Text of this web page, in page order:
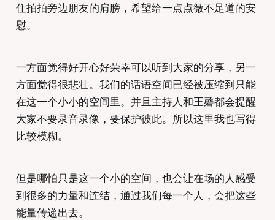
住拍拍旁边朋友的肩膀，希望给一点点微不足道的安
慰。
一方面觉得好开心好荣幸可以听到大家的分享，另一
方面觉得很悲壮。我们的话语空间已经被压缩到只能
在这一个小小的空间里。并且主持人和王磬都会提醒
大家不要录音录像，要保护彼此。所以这里我也写得
比较模糊。
但是哪怕只是这一个小的空间，也会让在场的人感受
到很多的力量和连结，通过我们每一个人，会把这些
能量传递出去。